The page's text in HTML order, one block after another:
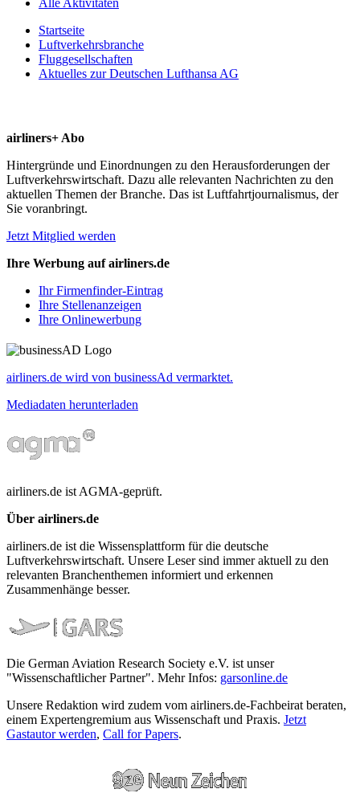
Startseite
Luftverkehrsbranche
Fluggesellschaften
Aktuelles zur Deutschen Lufthansa AG
airliners+ Abo
Hintergründe und Einordnungen zu den Herausforderungen der
Luftverkehrswirtschaft. Dazu alle relevanten Nachrichten zu den
aktuellen Themen der Branche. Das ist Luftfahrtjournalismus, der
Sie voranbringt.
Jetzt Mitglied werden
Ihre Werbung auf airliners.de
Ihr Firmenfinder-Eintrag
Ihre Stellenanzeigen
Ihre Onlinewerbung
airliners.de wird von businessAd vermarktet.
Mediadaten herunterladen
airliners.de ist AGMA-geprüft.
Über airliners.de
airliners.de ist die Wissensplattform für die deutsche
Luftverkehrswirtschaft. Unsere Leser sind immer aktuell zu den
relevanten Branchenthemen informiert und erkennen
Zusammenhänge besser.
Die German Aviation Research Society e.V. ist unser
"Wissenschaftlicher Partner". Mehr Infos: garsonline.de
Unsere Redaktion wird zudem vom airliners.de-Fachbeirat beraten,
einem Expertengremium aus Wissenschaft und Praxis. Jetzt
Gastautor werden, Call for Papers.